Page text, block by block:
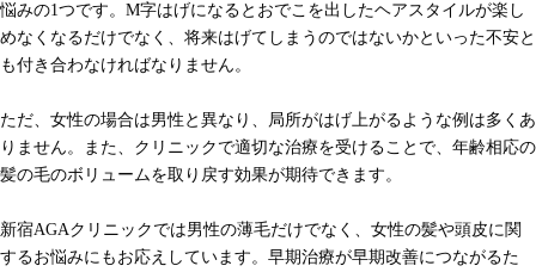
悩みの1つです。M字はげになるとおでこを出したヘアスタイルが楽し
めなくなるだけでなく、将来はげてしまうのではないかといった不安と
も付き合わなければなりません。
ただ、女性の場合は男性と異なり、局所がはげ上がるような例は多くあ
りません。また、クリニックで適切な治療を受けることで、年齢相応の
髪の毛のボリュームを取り戻す効果が期待できます。
新宿AGAクリニックでは男性の薄毛だけでなく、女性の髪や頭皮に関
するお悩みにもお応えしています。早期治療が早期改善につながるた